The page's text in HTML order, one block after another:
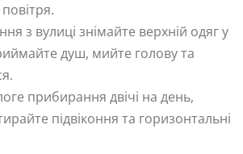
з вулиці знімайте верхній одяг у
душ, мийте голову та
прибирання двічі на день,
підвіконня та горизонтальні